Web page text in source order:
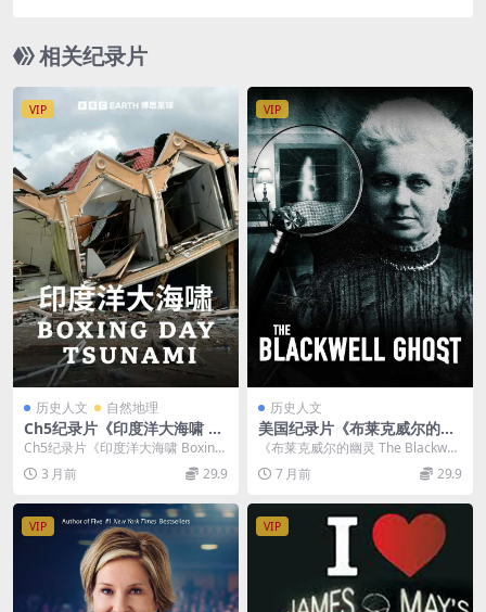
英语外挂英字 1080P/MP4/1.75GB
相关纪录片
VIP
历史人文 自然地理
Ch5纪录片《印度洋大海啸 Bo
xing Day Tsunami 2021》全
3集 英语中英双字 无水印纯净
版 1080P/MKV/3.51G 印度洋
Ch5纪录片《印度洋大海啸 Boxing
Day Tsunami 2021》全3...
3 月前 29.9
VIP
历史人文
美国纪录片《布莱克威尔的幽
灵 The Blackwell Ghost 201
7》英语中英双字 无水印纯净
版 1080P/MKV/4.42G 闹鬼的
《布莱克威尔的幽灵 The Blackwell
Ghost 2017》 本片为美...
7 月前 29.9
VIP VIP